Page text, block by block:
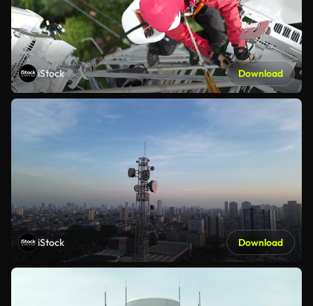
iStock Download
iStock Download